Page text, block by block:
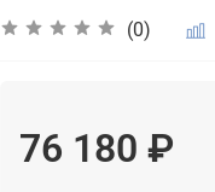
(0)
76 180 ₽